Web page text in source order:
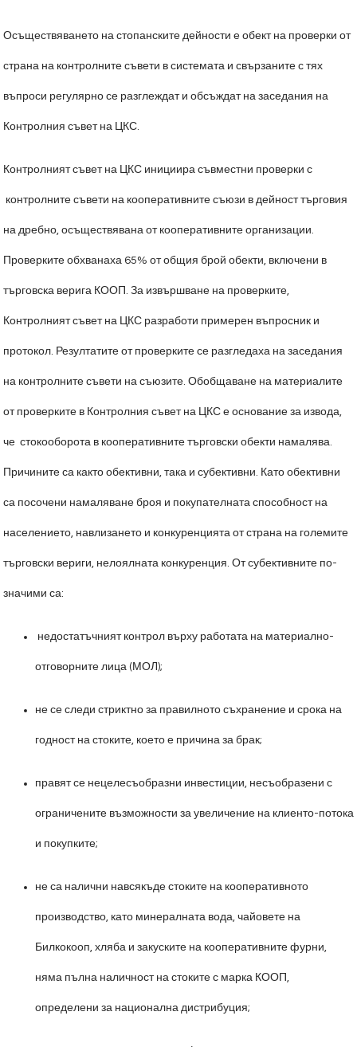
Осъществяването на стопанските дейности е обект на проверки от
страна на контролните съвети в системата и свързаните с тях
въпроси регулярно се разглеждат и обсъждат на заседания на
Контролния съвет на ЦКС.
Контролният съвет на ЦКС инициира съвместни проверки с
контролните съвети на кооперативните съюзи в дейност търговия
на дребно, осъществявана от кооперативните организации.
Проверките обхванаха 65% от общия брой обекти, включени в
търговска верига КООП. За извършване на проверките,
Контролният съвет на ЦКС разработи примерен въпросник и
протокол. Резултатите от проверките се разгледаха на заседания
на контролните съвети на съюзите. Обобщаване на материалите
от проверките в Контролния съвет на ЦКС е основание за извода,
че стокооборота в кооперативните търговски обекти намалява.
Причините са както обективни, така и субективни. Като обективни
са посочени намаляване броя и покупателната способност на
населението, навлизането и конкуренцията от страна на големите
търговски вериги, нелоялната конкуренция. От субективните по-
значими са:
недостатъчният контрол върху работата на материално-
отговорните лица (МОЛ);
не се следи стриктно за правилното съхранение и срока на
годност на стоките, което е причина за брак;
правят се нецелесъобразни инвестиции, несъобразени с
ограничените възможности за увеличение на клиенто-потока
и покупките;
не са налични навсякъде стоките на кооперативното
производство, като минералната вода, чайовете на
Билкокооп, хляба и закуските на кооперативните фурни,
няма пълна наличност на стоките с марка КООП,
определени за национална дистрибуция;